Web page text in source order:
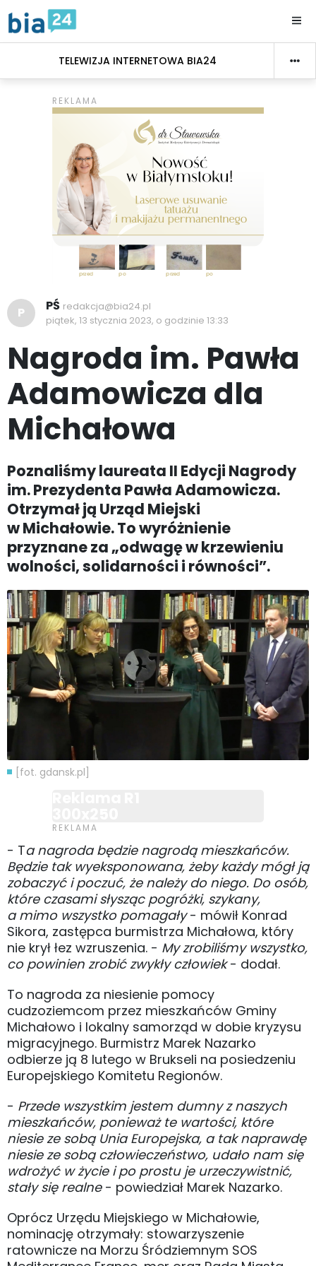
TELEWIZJA INTERNETOWA BIA24
P PŚ redakcja@bia24.pl
piątek, 13 stycznia 2023, o godzinie 13:33
Nagroda im. Pawła
Adamowicza dla
Michałowa
Poznaliśmy laureata II Edycji Nagrody
im. Prezydenta Pawła Adamowicza.
Otrzymał ją Urząd Miejski
w Michałowie. To wyróżnienie
przyznane za „odwagę w krzewieniu
wolności, solidarności i równości”.
[fot. gdansk.pl]
- Ta nagroda będzie nagrodą mieszkańców.
Będzie tak wyeksponowana, żeby każdy mógł ją
zobaczyć i poczuć, że należy do niego. Do osób,
które czasami słysząc pogróżki, szykany,
a mimo wszystko pomagały- mówił Konrad
Sikora, zastępca burmistrza Michałowa, który
nie krył łez wzruszenia. - My zrobiliśmy wszystko,
co powinien zrobić zwykły człowiek- dodał.
To nagroda za niesienie pomocy
cudzoziemcom przez mieszkańców Gminy
Michałowo i lokalny samorząd w dobie kryzysu
migracyjnego. Burmistrz Marek Nazarko
odbierze ją 8 lutego w Brukseli na posiedzeniu
Europejskiego Komitetu Regionów.
- Przede wszystkim jestem dumny z naszych
mieszkańców, ponieważ te wartości, które
niesie ze sobą Unia Europejska, a tak naprawdę
niesie ze sobą człowieczeństwo, udało nam się
wdrożyć w życie i po prostu je urzeczywistnić,
stały się realne- powiedział Marek Nazarko.
Oprócz Urzędu Miejskiego w Michałowie,
nominację otrzymały: stowarzyszenie
ratownicze na Morzu Śródziemnym SOS